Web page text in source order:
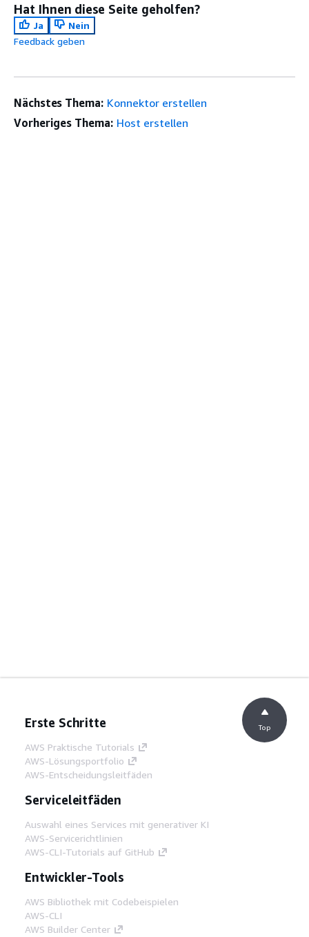
Hat Ihnen diese Seite geholfen?
Ja
Nein
Feedback geben
Nächstes Thema: Konnektor erstellen
Vorheriges Thema: Host erstellen
Erste Schritte
AWS Praktische Tutorials
AWS-Lösungsportfolio
AWS-Entscheidungsleitfäden
Serviceleitfäden
Auswahl eines Services mit generativer KI
AWS-Servicerichtlinien
AWS-CLI-Tutorials auf GitHub
Entwickler-Tools
AWS Bibliothek mit Codebeispielen
AWS-CLI
AWS Builder Center
Top